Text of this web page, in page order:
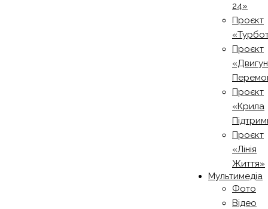
24»
Проєкт
Проєкт
Проєкт
«Крила
Проєкт
«Лінія
Життя»
Мультимедіа
Фото
Відео